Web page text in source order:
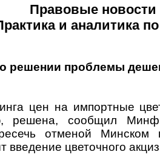
Правовые новости
и аналитика
решении проблемы
цен на импортные
решена, сообщил
отменой
введение цветочного